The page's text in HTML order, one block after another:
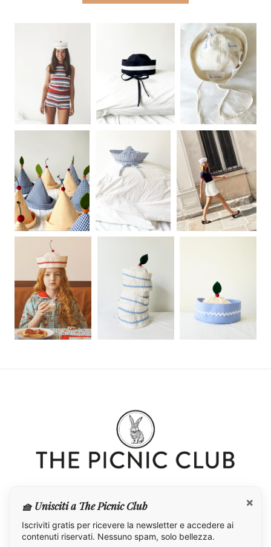
×
🧺 Unisciti a The Picnic Club
Iscriviti gratis per ricevere la newsletter e accedere ai
contenuti riservati. Nessuno spam, solo bellezza.